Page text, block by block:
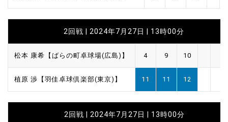
2回戦 | 2024年7月27日 | 13時00分
松本 康希【ばらの町卓球場(広島)】 4 9 10
植原 渉【羽佳卓球倶楽部(東京)】 11 11 12
2回戦 | 2024年7月27日 | 13時00分